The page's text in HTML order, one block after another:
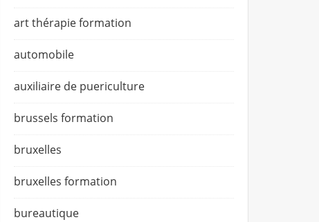
art thérapie formation
automobile
auxiliaire de puericulture
brussels formation
bruxelles
bruxelles formation
bureautique